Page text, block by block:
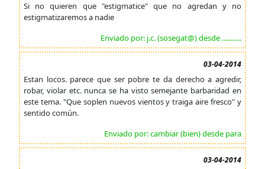
Si no quieren que "estigmatice" que no agredan y no
estigmatizaremos a nadie
Enviado por: j.c. (sosegat@) desde ...........
03-04-2014
Estan locos. parece que ser pobre te da derecho a agredir,
robar, violar etc. nunca se ha visto semejante barbaridad en
este tema. "Que soplen nuevos vientos y traiga aire fresco" y
sentido común.
Enviado por: cambiar (bien) desde para
03-04-2014